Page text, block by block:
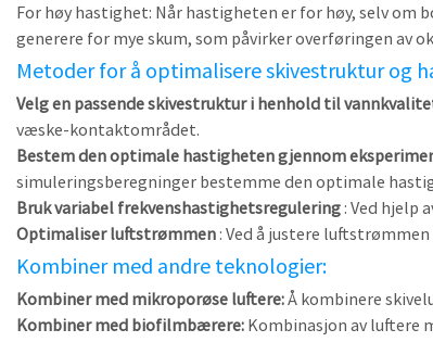
For høy hastighet: Når hastigheten er for høy, selv
generere for mye skum, som påvirker overføringen av
Metoder for å optimalisere skivestruktur og
Velg en passende skivestruktur i henhold til
væske-kontaktområdet.
Bestem den optimale hastigheten gjennom
simuleringsberegninger bestemme den optimale
Bruk variabel frekvenshastighetsregulering : Ved hjelp
Optimaliser luftstrømmen : Ved å justere
Kombiner med andre teknologier:
Kombiner med mikroporøse luftere:Å kombinere
Kombiner med biofilmbærere: Kombinasjon av luftere